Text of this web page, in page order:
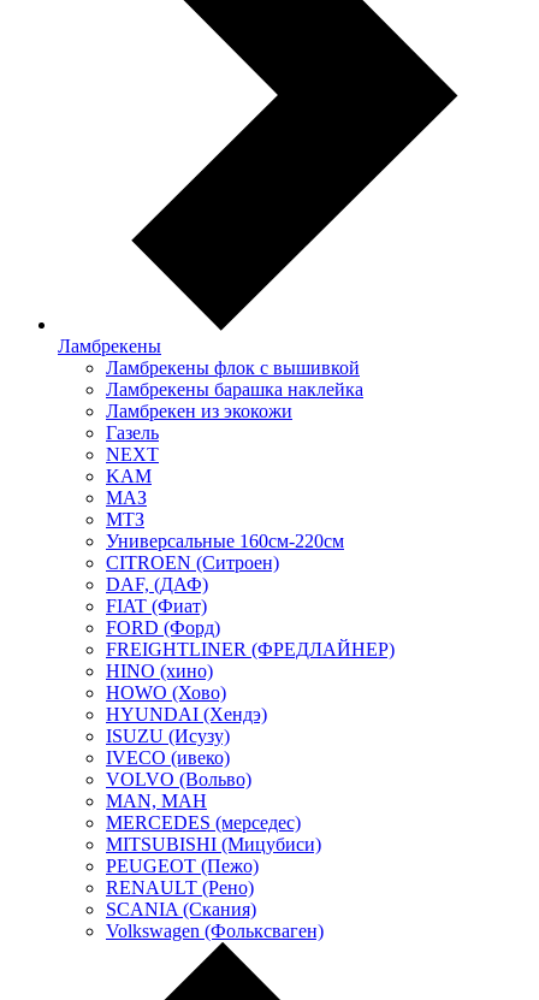
Ламбрекены
Ламбрекены флок с вышивкой
Ламбрекены барашка наклейка
Ламбрекен из экокожи
Газель
NEXT
KAM
МАЗ
МТЗ
Универсальные 160см-220см
CITROEN (Ситроен)
DAF, (ДАФ)
FIAT (Фиат)
FORD (Форд)
FREIGHTLINER (ФРЕДЛАЙНЕР)
HINO (хино)
HOWO (Хово)
HYUNDAI (Хендэ)
ISUZU (Исузу)
IVECO (ивеко)
VOLVO (Вольво)
MAN, МАН
MERCEDES (мерседес)
MITSUBISHI (Мицубиси)
PEUGEOT (Пежо)
RENAULT (Рено)
SCANIA (Скания)
Volkswagen (Фольксваген)